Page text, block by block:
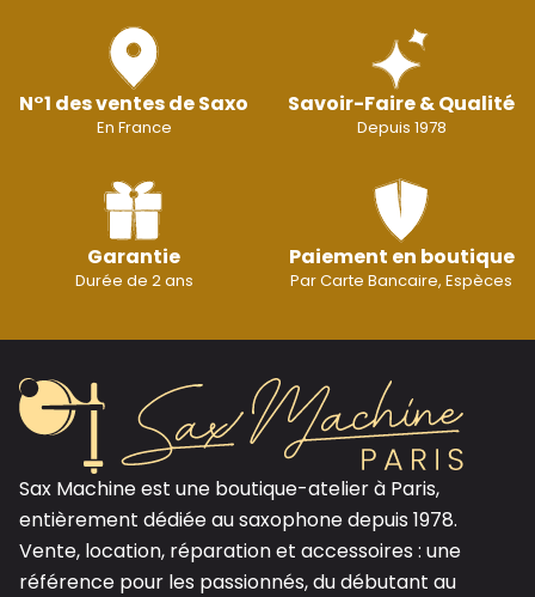
N°1 des ventes de Saxo
En France
Savoir-Faire & Qualité
Depuis 1978
Garantie
Durée de 2 ans
Paiement en boutique
Par Carte Bancaire, Espèces
Sax Machine est une boutique-atelier à Paris,
entièrement dédiée au saxophone depuis 1978.
Vente, location, réparation et accessoires : une
référence pour les passionnés, du débutant au